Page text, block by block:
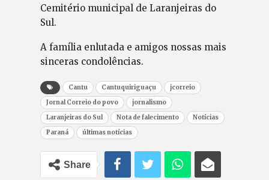
Cemitério municipal de Laranjeiras do
Sul.
A família enlutada e amigos nossas mais
sinceras condolências.
Cantu Cantuquiriguaçu
jcorreio
Jornal Correio do povo
jornalismo
Laranjeiras do Sul
Nota de falecimento
Notícias
Paraná
últimas notícias
Share